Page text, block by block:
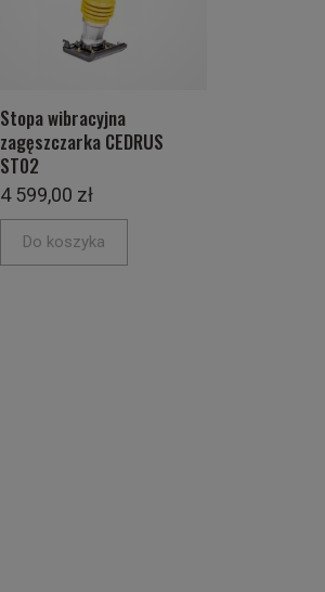
Stopa wibracyjna
zagęszczarka CEDRUS
ST02
4 599,00 zł
Do koszyka